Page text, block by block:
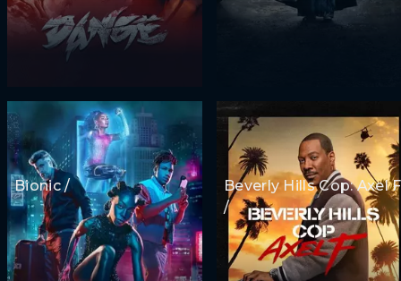
Bionic /
Beverly Hills Cop: Axel F
/